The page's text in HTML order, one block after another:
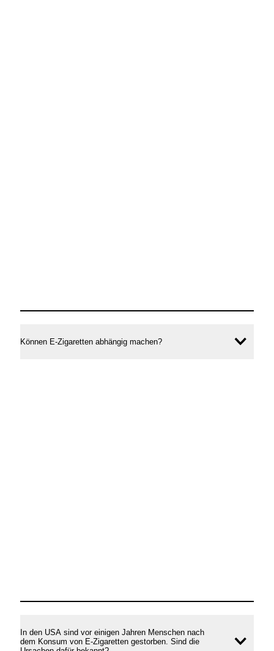
Können E-Zigaretten abhängig machen?
In den USA sind vor einigen Jahren Menschen nach
dem Konsum von E-Zigaretten gestorben. Sind die